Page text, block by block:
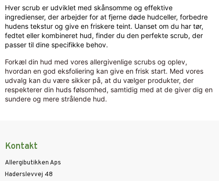
Hver scrub er udviklet med skånsomme og effektive
ingredienser, der arbejder for at fjerne døde hudceller, forbedre
hudens tekstur og give en friskere teint. Uanset om du har tør,
fedtet eller kombineret hud, finder du den perfekte scrub, der
passer til dine specifikke behov.
Forkæl din hud med vores allergivenlige scrubs og oplev,
hvordan en god eksfoliering kan give en frisk start. Med vores
udvalg kan du være sikker på, at du vælger produkter, der
respekterer din huds følsomhed, samtidig med at de giver dig en
sundere og mere strålende hud.
Kontakt
Allergibutikken Aps
Haderslevvej 48